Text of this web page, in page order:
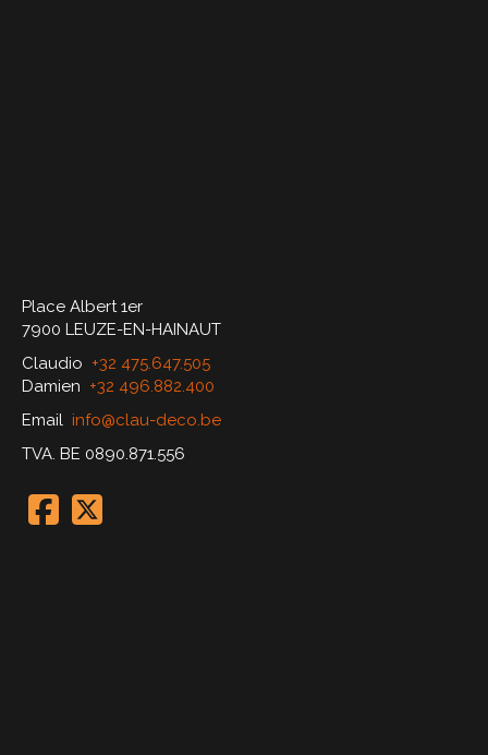
Place Albert 1er
7900 LEUZE-EN-HAINAUT
Claudio +32 475.647.505
Damien +32 496.882.400
Email info@clau-deco.be
TVA. BE 0890.871.556